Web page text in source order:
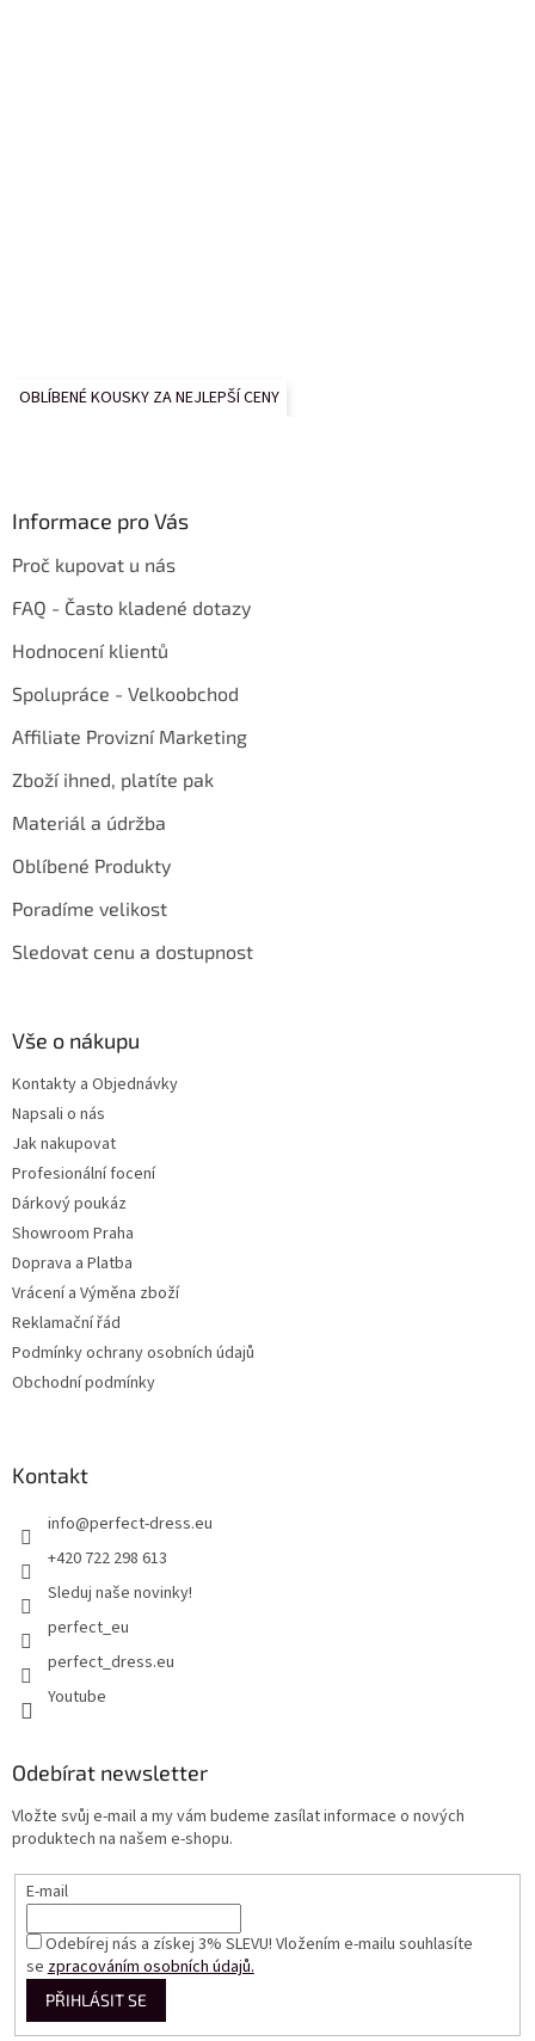
OBLÍBENÉ KOUSKY ZA NEJLEPŠÍ CENY
Informace pro Vás
Proč kupovat u nás
FAQ - Často kladené dotazy
Hodnocení klientů
Spolupráce - Velkoobchod
Affiliate Provizní Marketing
Zboží ihned, platíte pak
Materiál a údržba
Oblíbené Produkty
Poradíme velikost
Sledovat cenu a dostupnost
Vše o nákupu
Kontakty a Objednávky
Napsali o nás
Jak nakupovat
Profesionální focení
Dárkový poukáz
Showroom Praha
Doprava a Platba
Vrácení a Výměna zboží
Reklamační řád
Podmínky ochrany osobních údajů
Obchodní podmínky
Kontakt
info@perfect-dress.eu
+420 722 298 613
Sleduj naše novinky!
perfect_eu
perfect_dress.eu
Youtube
Odebírat newsletter
Vložte svůj e-mail a my vám budeme zasílat informace o nových
produktech na našem e-shopu.
E-mail
Odebírej nás a získej 3% SLEVU! Vložením e-mailu souhlasíte
sezpracováním osobních údajů.
PŘIHLÁSIT SE